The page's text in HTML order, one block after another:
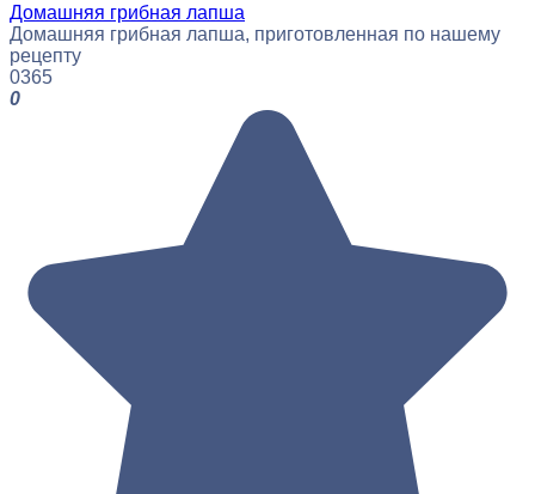
Домашняя грибная лапша
Домашняя грибная лапша, приготовленная по нашему
рецепту
0365
0